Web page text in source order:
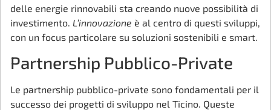
delle energie rinnovabili sta creando nuove possibilità di
investimento. L’innovazione è al centro di questi sviluppi,
con un focus particolare su soluzioni sostenibili e smart.
Partnership Pubblico-Private
Le partnership pubblico-private sono fondamentali per il
successo dei progetti di sviluppo nel Ticino. Queste